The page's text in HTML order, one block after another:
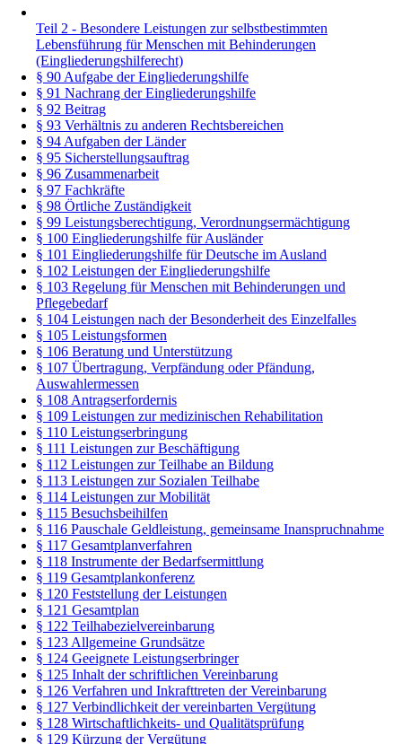
Teil 2 - Besondere Leistungen zur selbstbestimmten
Lebensführung für Menschen mit Behinderungen
(Eingliederungshilferecht)
§ 90 Aufgabe der Eingliederungshilfe
§ 91 Nachrang der Eingliederungshilfe
§ 92 Beitrag
§ 93 Verhältnis zu anderen Rechtsbereichen
§ 94 Aufgaben der Länder
§ 95 Sicherstellungsauftrag
§ 96 Zusammenarbeit
§ 97 Fachkräfte
§ 98 Örtliche Zuständigkeit
§ 99 Leistungsberechtigung, Verordnungsermächtigung
§ 100 Eingliederungshilfe für Ausländer
§ 101 Eingliederungshilfe für Deutsche im Ausland
§ 102 Leistungen der Eingliederungshilfe
§ 103 Regelung für Menschen mit Behinderungen und
Pflegebedarf
§ 104 Leistungen nach der Besonderheit des Einzelfalles
§ 105 Leistungsformen
§ 106 Beratung und Unterstützung
§ 107 Übertragung, Verpfändung oder Pfändung,
Auswahlermessen
§ 108 Antragserfordernis
§ 109 Leistungen zur medizinischen Rehabilitation
§ 110 Leistungserbringung
§ 111 Leistungen zur Beschäftigung
§ 112 Leistungen zur Teilhabe an Bildung
§ 113 Leistungen zur Sozialen Teilhabe
§ 114 Leistungen zur Mobilität
§ 115 Besuchsbeihilfen
§ 116 Pauschale Geldleistung, gemeinsame Inanspruchnahme
§ 117 Gesamtplanverfahren
§ 118 Instrumente der Bedarfsermittlung
§ 119 Gesamtplankonferenz
§ 120 Feststellung der Leistungen
§ 121 Gesamtplan
§ 122 Teilhabezielvereinbarung
§ 123 Allgemeine Grundsätze
§ 124 Geeignete Leistungserbringer
§ 125 Inhalt der schriftlichen Vereinbarung
§ 126 Verfahren und Inkrafttreten der Vereinbarung
§ 127 Verbindlichkeit der vereinbarten Vergütung
§ 128 Wirtschaftlichkeits- und Qualitätsprüfung
§ 129 Kürzung der Vergütung